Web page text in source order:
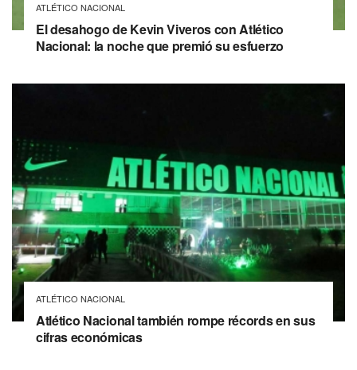
ATLÉTICO NACIONAL
El desahogo de Kevin Viveros con Atlético
Nacional: la noche que premió su esfuerzo
ATLÉTICO NACIONAL
Atlético Nacional también rompe récords en sus
cifras económicas